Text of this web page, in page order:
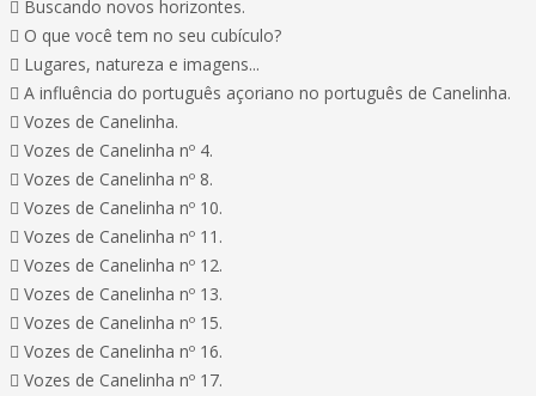
 Buscando novos horizontes.
 O que você tem no seu cubículo?
 Lugares, natureza e imagens...
 A influência do português açoriano no português de Canelinha.
 Vozes de Canelinha.
 Vozes de Canelinha nº 4.
 Vozes de Canelinha nº 8.
 Vozes de Canelinha nº 10.
 Vozes de Canelinha nº 11.
 Vozes de Canelinha nº 12.
 Vozes de Canelinha nº 13.
 Vozes de Canelinha nº 15.
 Vozes de Canelinha nº 16.
 Vozes de Canelinha nº 17.